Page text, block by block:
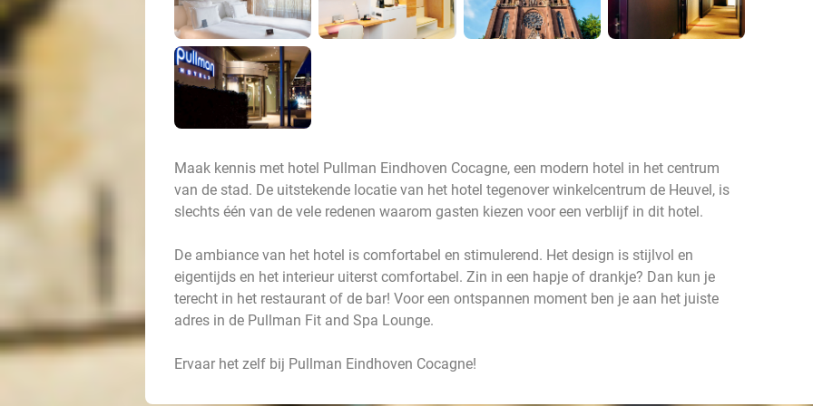
Maak kennis met hotel Pullman Eindhoven Cocagne, een modern hotel in het centrum
van de stad. De uitstekende locatie van het hotel tegenover winkelcentrum de Heuvel, is
slechts één van de vele redenen waarom gasten kiezen voor een verblijf in dit hotel.
De ambiance van het hotel is comfortabel en stimulerend. Het design is stijlvol en
eigentijds en het interieur uiterst comfortabel. Zin in een hapje of drankje? Dan kun je
terecht in het restaurant of de bar! Voor een ontspannen moment ben je aan het juiste
adres in de Pullman Fit and Spa Lounge.
Ervaar het zelf bij Pullman Eindhoven Cocagne!